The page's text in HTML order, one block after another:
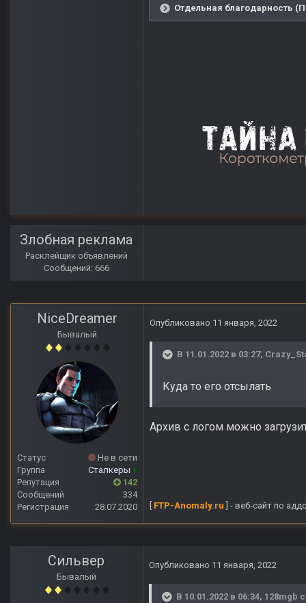
Отдельная благодарность
Злобная реклама
Расклейщик объявлений
Сообщений: 666
NiceDreamer
Бывалый
Статус
Не в сети
Группа
Сталкеры +
Репутация
142
Сообщений
334
Регистрация
28.07.2020
Опубликовано 11 января, 2022
В 11.01.2022 в 03:27,
Куда то его отсылать
Архив с логом можно
FTP-Anomaly.ru ] - веб-сайт по
Сильвер
Бывалый
Опубликовано 11 января, 2022
В 10.01.2022 в 06:34, 128mgb